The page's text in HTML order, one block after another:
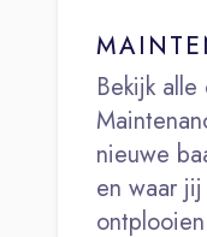
Bekijk
nieuwe
en waar